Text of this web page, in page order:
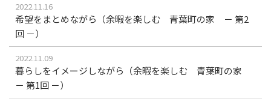
2022.11.16
希望をまとめながら（余暇を楽しむ 青葉町の家 － 第2
回 －）
2022.11.09
暮らしをイメージしながら（余暇を楽しむ 青葉町の家
－ 第1回 －）